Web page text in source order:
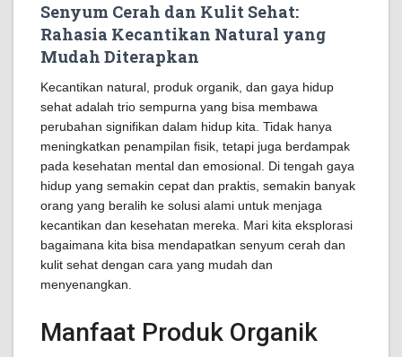
Senyum Cerah dan Kulit Sehat:
Rahasia Kecantikan Natural yang
Mudah Diterapkan
Kecantikan natural, produk organik, dan gaya hidup
sehat adalah trio sempurna yang bisa membawa
perubahan signifikan dalam hidup kita. Tidak hanya
meningkatkan penampilan fisik, tetapi juga berdampak
pada kesehatan mental dan emosional. Di tengah gaya
hidup yang semakin cepat dan praktis, semakin banyak
orang yang beralih ke solusi alami untuk menjaga
kecantikan dan kesehatan mereka. Mari kita eksplorasi
bagaimana kita bisa mendapatkan senyum cerah dan
kulit sehat dengan cara yang mudah dan
menyenangkan.
Manfaat Produk Organik